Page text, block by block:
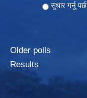
सुधार गर्नु पर्छ
Older polls
Results